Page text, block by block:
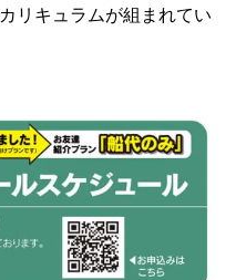
リキュラムが組まれてい